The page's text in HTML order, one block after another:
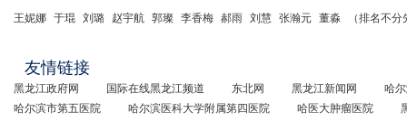
王妮娜 于琨 刘璐 赵宇航 郭璨 李香梅 郝雨 刘慧 张瀚元 董淼 （排名不
友情链接
黑龙江政府网 国际在线黑龙江频道 东北网 黑龙江新闻网
哈
哈尔滨市第五医院
哈尔滨医科大学附属第四医院 哈医大肿瘤医院